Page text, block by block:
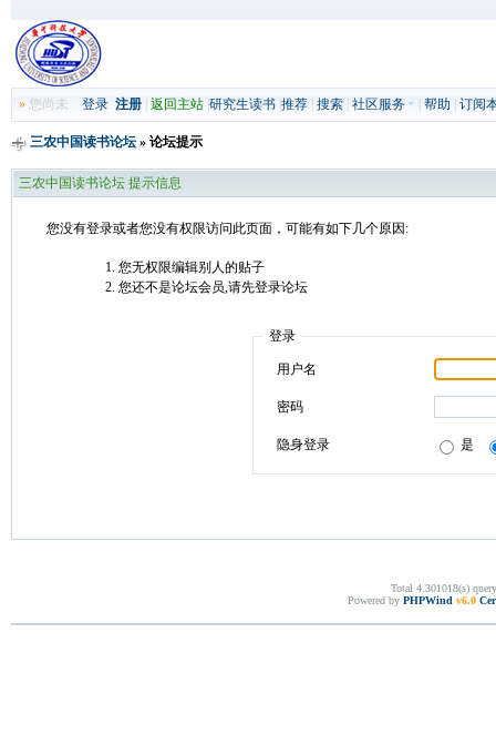
»您尚未 登录 注册| 返回主站| 研究生读书| 推荐| 搜索| 社区服务 帮助 订阅
三农中国读书论坛» 论坛提示
三农中国读书论坛 提示信息
您没有登录或者您没有权限访问此页面，可能有如下几个原因:
您无权限编辑别人的贴子
您还不是论坛会员,请先登录论坛
登录
用户名
密码
隐身登录 是
Total 4.301018(s)
Powered by PHPWind v6.0